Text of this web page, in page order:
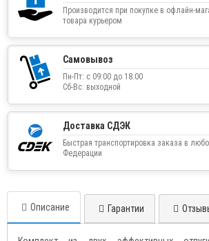
Производится при покупке в офлайн-
товара курьером
Самовывоз
Пн-Пт: с 09:00 до 18:00
Сб-Вс: выходной
Доставка СДЭК
Быстрая транспортировка заказа в
Федерации
Описание Гарантии